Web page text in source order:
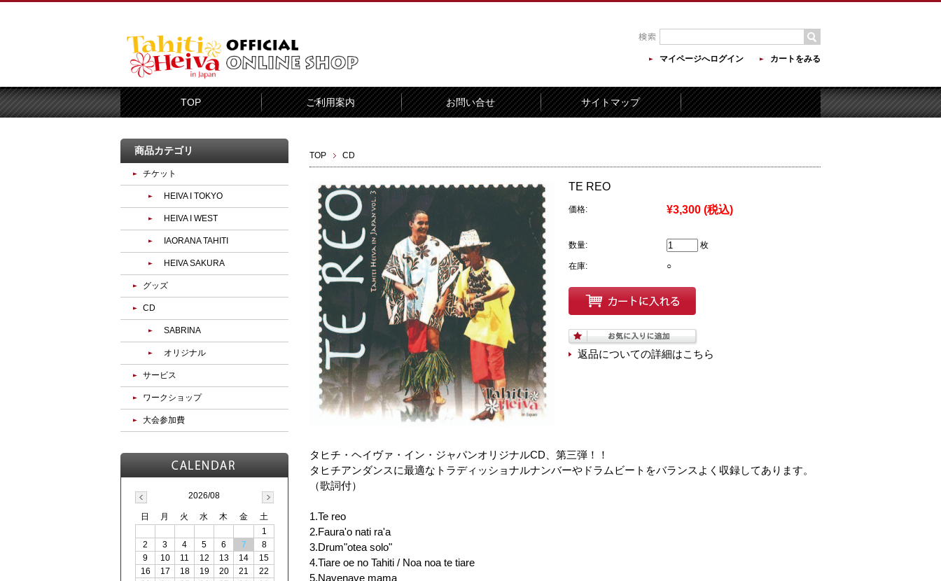
マイページへログイン カートをみる
TOP ご利用案内 お問い合せ サイトマップ
TOP CD
TE REO
価格: ¥3,300 (税込)
数量: 枚
在庫: ○
返品についての詳細はこちら
タヒチ・ヘイヴァ・イン・ジャパンオリジナルCD、第三弾！！
タヒチアンダンスに最適なトラディッショナルナンバーやドラムビートをバランスよく収録してあります。
（歌詞付）
1.Te reo
2.Faura'o nati ra'a
3.Drum"otea solo"
4.Tiare oe no Tahiti / Noa noa te tiare
5.Navenave mama
商品カテゴリ
チケット
HEIVA I TOKYO
HEIVA I WEST
IAORANA TAHITI
HEIVA SAKURA
グッズ
CD
SABRINA
オリジナル
サービス
ワークショップ
大会参加費
2026/08
日 月 火 水 木 金
土
1
2
3 4 5 6 7
8
9
10 11 12 13 14
15
16
17 18 19 20 21
22